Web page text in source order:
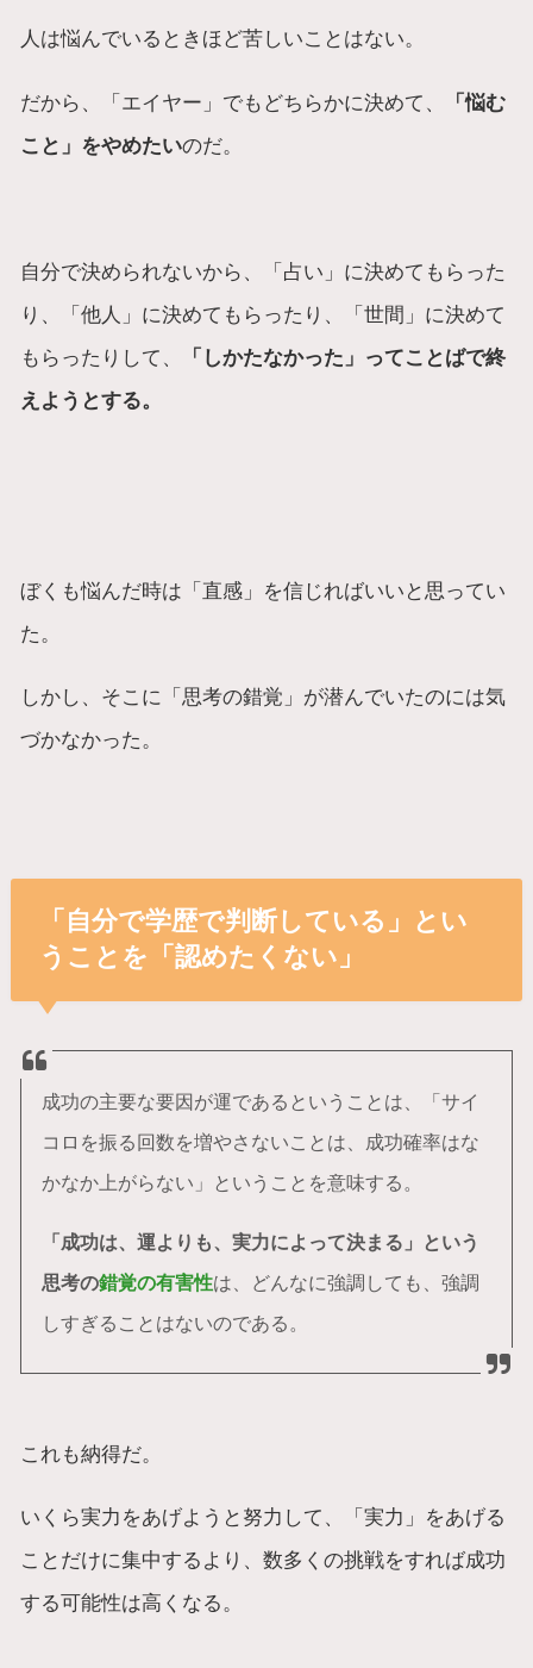
人は悩んでいるときほど苦しいことはない。
だから、「エイヤー」でもどちらかに決めて、
「悩む
こと」をやめたいのだ。
自分で決められないから、「占い」に決めてもらった
り、「他人」に決めてもらったり、「世間」に決めて
もらったりして、
「しかたなかった」ってことばで終
えようとする。
ぼくも悩んだ時は「直感」を信じればいいと思ってい
た。
しかし、そこに「思考の錯覚」が潜んでいたのには気
づかなかった。
「自分で学歴で判断している」とい
うことを「認めたくない」
成功の主要な要因が運であるということは、「サイ
コロを振る回数を増やさないことは、成功確率はな
かなか上がらない」ということを意味する。
「成功は、運よりも、実力によって決まる」という
思考の錯覚の有害性は、どんなに強調しても、強調
しすぎることはないのである。
これも納得だ。
いくら実力をあげようと努力して、「実力」をあげる
ことだけに集中するより、数多くの挑戦をすれば成功
する可能性は高くなる。